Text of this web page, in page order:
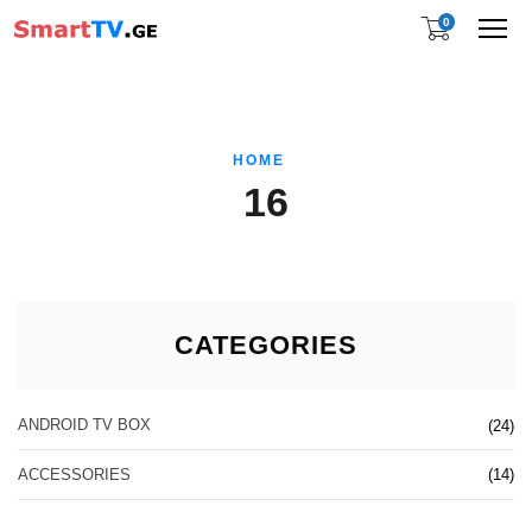
0
HOME
16
CATEGORIES
ANDROID TV BOX (24)
ACCESSORIES (14)